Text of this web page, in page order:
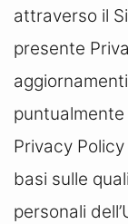
attraverso il
presente
Privacy
basi sulle
personali